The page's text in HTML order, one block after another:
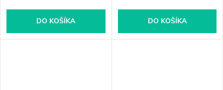
DO KOŠÍKA DO KOŠÍKA